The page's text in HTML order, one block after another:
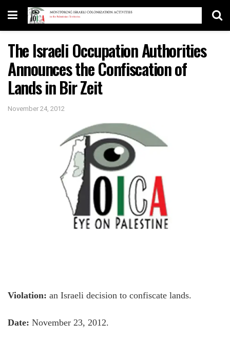
The Israeli Occupation Authorities
Announces the Confiscation of
Lands in Bir Zeit
November 24, 2012
Violation: an Israeli decision to confiscate lands.
Date: November 23, 2012.